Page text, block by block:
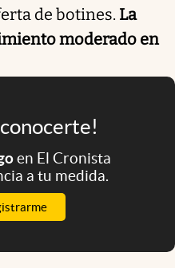
de botines. La
moderado en
en El Cronista
a tu medida.